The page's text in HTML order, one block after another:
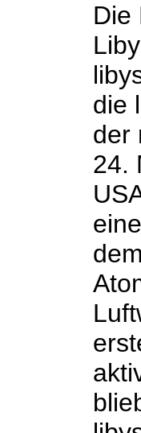
Die
die
der
24.